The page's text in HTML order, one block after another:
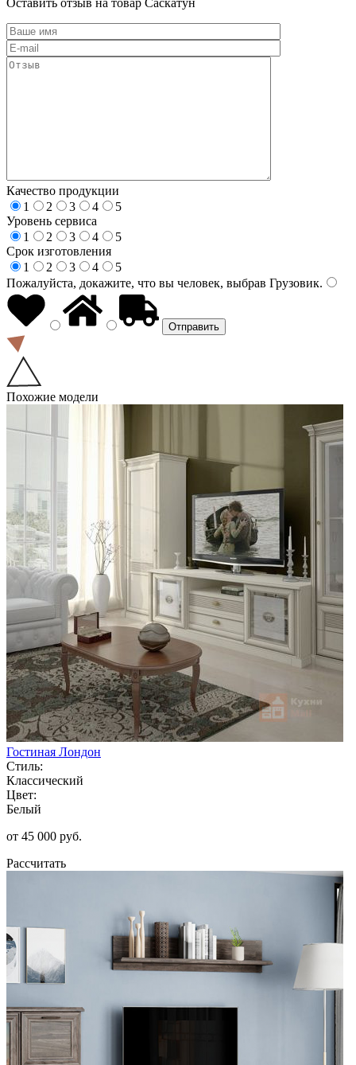
Качество продукции
1
2 3 4
5
Уровень сервиса
1
2 3 4
5
Срок изготовления
1
2 3 4
5
Пожалуйста, докажите, что вы человек, выбрав Грузовик.
Похожие модели
Гостиная Лондон
Стиль:
Классический
Цвет:
Белый
от 45 000 руб.
Рассчитать